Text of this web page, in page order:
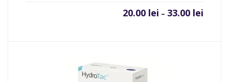
20.00 lei – 33.00 lei